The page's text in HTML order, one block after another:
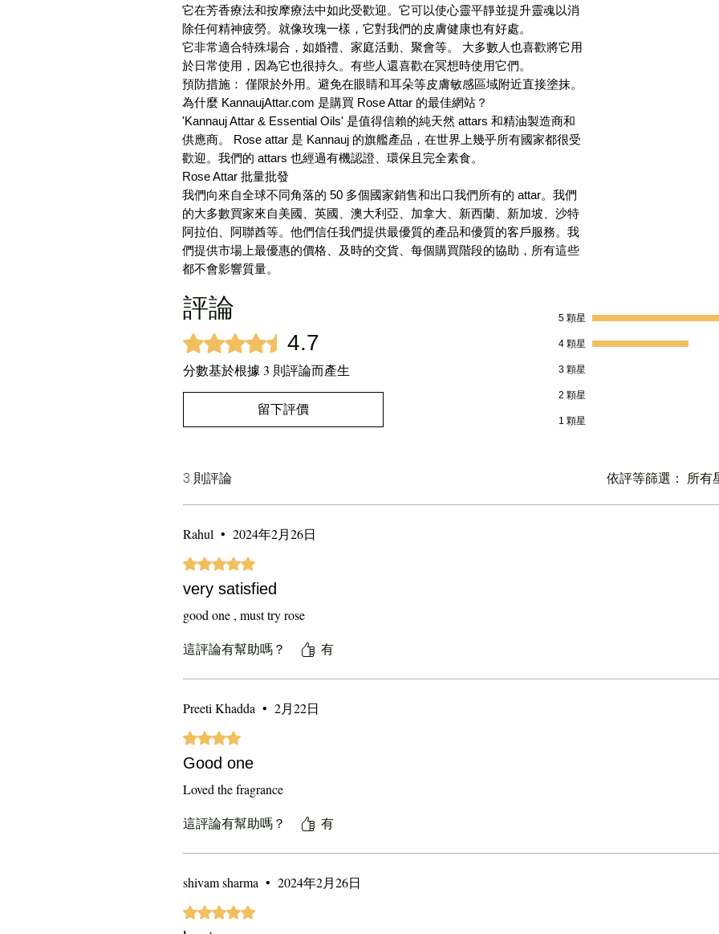
它在芳香療法和按摩療法中如此受歡迎。它可以使心靈平靜並提升靈魂以消
除任何精神疲勞。就像玫瑰一樣，它對我們的皮膚健康也有好處。
它非常適合特殊場合，如婚禮、家庭活動、聚會等。 大多數人也喜歡將它用
於日常使用，因為它也很持久。有些人還喜歡在冥想時使用它們。
預防措施： 僅限於外用。避免在眼睛和耳朵等皮膚敏感區域附近直接塗抹。
為什麼 KannaujAttar.com 是購買 Rose Attar 的最佳網站？
'Kannauj Attar & Essential Oils' 是值得信賴的純天然 attars 和精油製造商和
供應商。 Rose attar 是 Kannauj 的旗艦產品，在世界上幾乎所有國家都很受
歡迎。我們的 attars 也經過有機認證、環保且完全素食。
Rose Attar 批量批發
我們向來自全球不同角落的 50 多個國家銷售和出口我們所有的 attar。我們
的大多數買家來自美國、英國、澳大利亞、加拿大、新西蘭、新加坡、沙特
阿拉伯、阿聯酋等。他們信任我們提供最優質的產品和優質的客戶服務。我
們提供市場上最優惠的價格、及時的交貨、每個購買階段的協助，所有這些
都不會影響質量。
評論
評等為 4.7（最高為 5 顆星）。
4.7
分數基於根據 3 則評論而產生
留下評價
5 顆星
4 顆星
3 顆星
2 顆星
1 顆星
3 則評論 依評等篩選： 所有
Rahul • 2024年2月26日
評等為 5（最高為 5 顆星）。
very satisfied
good one , must try rose
這評論有幫助嗎？ 有
Preeti Khadda • 2月22日
評等為 4（最高為 5 顆星）。
Good one
Loved the fragrance
這評論有幫助嗎？ 有
shivam sharma • 2024年2月26日
評等為 5（最高為 5 顆星）。